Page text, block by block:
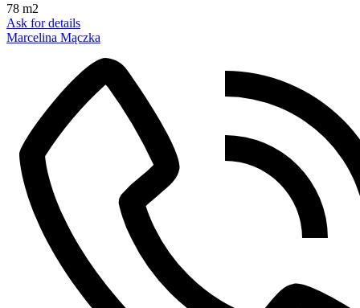
78 m2
Ask for details
Marcelina Mączka